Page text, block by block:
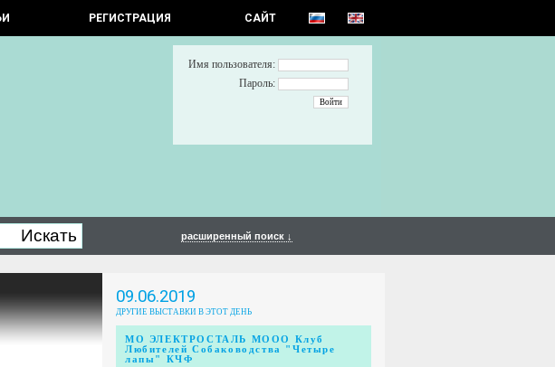
РЕГИСТРАЦИЯ САЙТ
Имя пользователя:
Пароль:
расширенный поиск ↓
09.06.2019
ДРУГИЕ ВЫСТАВКИ В ЭТОТ ДЕНЬ
МО ЭЛЕКТРОСТАЛЬ МООО Клуб
Любителей Собаководства "Четыре
лапы" КЧФ